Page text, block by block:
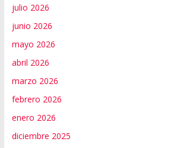
julio 2026
junio 2026
mayo 2026
abril 2026
marzo 2026
febrero 2026
enero 2026
diciembre 2025